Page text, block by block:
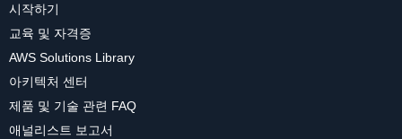
시작하기
교육 및 자격증
AWS Solutions Library
아키텍처 센터
제품 및 기술 관련 FAQ
애널리스트 보고서